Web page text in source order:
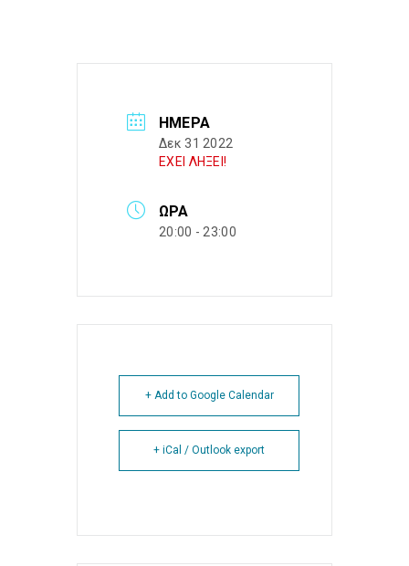
ΗΜΈΡΑ
Δεκ 31 2022
ΕΧΕΙ ΛΗΞΕΙ!
ΏΡΑ
20:00 - 23:00
+ Add to Google Calendar
+ iCal / Outlook export